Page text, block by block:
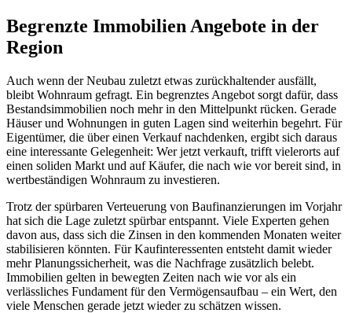
Begrenzte Immobilien Angebote in der
Region
Auch wenn der Neubau zuletzt etwas zurückhaltender ausfällt,
bleibt Wohnraum gefragt. Ein begrenztes Angebot sorgt dafür, dass
Bestandsimmobilien noch mehr in den Mittelpunkt rücken. Gerade
Häuser und Wohnungen in guten Lagen sind weiterhin begehrt. Für
Eigentümer, die über einen Verkauf nachdenken, ergibt sich daraus
eine interessante Gelegenheit: Wer jetzt verkauft, trifft vielerorts auf
einen soliden Markt und auf Käufer, die nach wie vor bereit sind, in
wertbeständigen Wohnraum zu investieren.
Trotz der spürbaren Verteuerung von Baufinanzierungen im Vorjahr
hat sich die Lage zuletzt spürbar entspannt. Viele Experten gehen
davon aus, dass sich die Zinsen in den kommenden Monaten weiter
stabilisieren könnten. Für Kaufinteressenten entsteht damit wieder
mehr Planungssicherheit, was die Nachfrage zusätzlich belebt.
Immobilien gelten in bewegten Zeiten nach wie vor als ein
verlässliches Fundament für den Vermögensaufbau – ein Wert, den
viele Menschen gerade jetzt wieder zu schätzen wissen.